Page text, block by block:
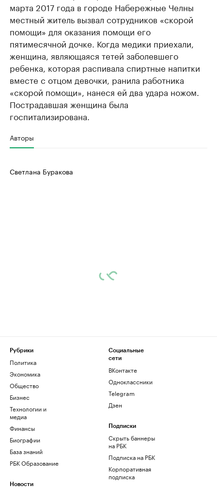
марта 2017 года в городе Набережные Челны
местный житель вызвал сотрудников «скорой
помощи» для оказания помощи его
пятимесячной дочке. Когда медики приехали,
женщина, являющаяся тетей заболевшего
ребенка, которая распивала спиртные напитки
вместе с отцом девочки, ранила работника
«скорой помощи», нанеся ей два удара ножом.
Пострадавшая женщина была
госпитализирована.
Авторы
Светлана Буракова
Рубрики
Политика
Экономика
Общество
Бизнес
Технологии и
медиа
Финансы
Биографии
База знаний
РБК Образование
Новости
Социальные
сети
ВКонтакте
Одноклассники
Telegram
Дзен
Подписки
Скрыть баннеры
на РБК
Подписка на РБК
Корпоративная
подписка